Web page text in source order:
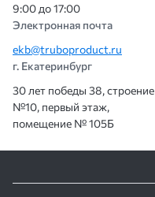
9:00 до 17:00
Электронная почта
ekb@truboproduct.ru
г. Екатеринбург
30 лет победы 38, строение
№10, первый этаж,
помещение № 105Б